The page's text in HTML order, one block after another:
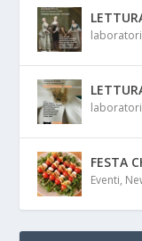
laboratori
laboratori
FESTA
Eventi,